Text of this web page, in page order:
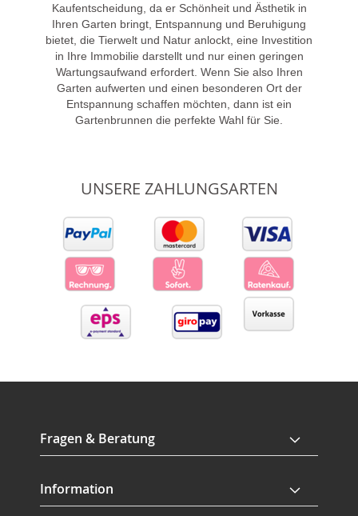
Kaufentscheidung, da er Schönheit und Ästhetik in
Ihren Garten bringt, Entspannung und Beruhigung
bietet, die Tierwelt und Natur anlockt, eine Investition
in Ihre Immobilie darstellt und nur einen geringen
Wartungsaufwand erfordert. Wenn Sie also Ihren
Garten aufwerten und einen besonderen Ort der
Entspannung schaffen möchten, dann ist ein
Gartenbrunnen die perfekte Wahl für Sie.
UNSERE ZAHLUNGSARTEN
Fragen & Beratung
Information